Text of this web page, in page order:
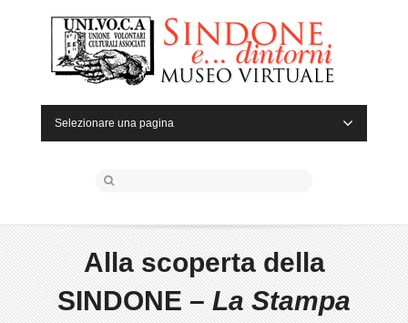
Selezionare una pagina
Alla scoperta della
SINDONE –La Stampa